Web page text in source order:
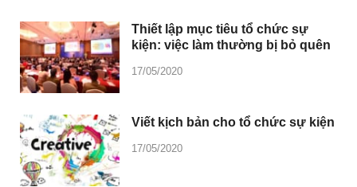
Thiết lập mục tiêu tổ chức sự
kiện: việc làm thường bị bỏ quên
17/05/2020
Viết kịch bản cho tổ chức sự kiện
17/05/2020